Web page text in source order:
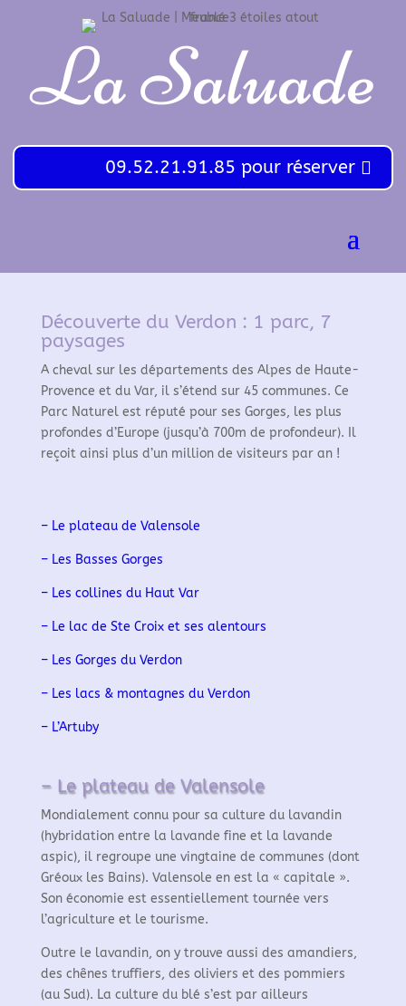
La Saluade
09.52.21.91.85 pour réserver
Découverte du Verdon : 1 parc, 7
paysages
A cheval sur les départements des Alpes de Haute-
Provence et du Var, il s’étend sur 45 communes. Ce
Parc Naturel est réputé pour ses Gorges, les plus
profondes d’Europe (jusqu’à 700m de profondeur). Il
reçoit ainsi plus d’un million de visiteurs par an !
– Le plateau de Valensole
– Les Basses Gorges
– Les collines du Haut Var
– Le lac de Ste Croix et ses alentours
– Les Gorges du Verdon
– Les lacs & montagnes du Verdon
– L’Artuby
– Le plateau de Valensole
Mondialement connu pour sa culture du lavandin
(hybridation entre la lavande fine et la lavande
aspic), il regroupe une vingtaine de communes (dont
Gréoux les Bains). Valensole en est la « capitale ».
Son économie est essentiellement tournée vers
l’agriculture et le tourisme.
Outre le lavandin, on y trouve aussi des amandiers,
des chênes truffiers, des oliviers et des pommiers
(au Sud). La culture du blé s’est par ailleurs